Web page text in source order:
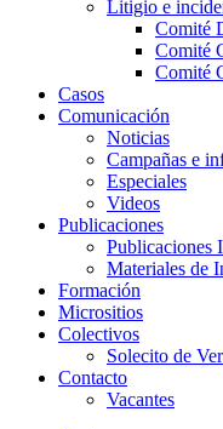
Litigio e
Comité
Comité
Comité
Casos
Comunicación
Noticias
Campañas e
Especiales
Videos
Publicaciones
Publicaciones
Materiales de
Formación
Micrositios
Colectivos
Solecito de
Contacto
Vacantes